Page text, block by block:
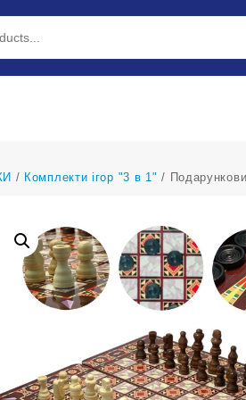
/ Комплекти ігор "3 в 1" /